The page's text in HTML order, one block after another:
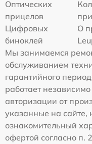
Оптических
прицелов
Цифровых
биноклей
О
Мы занимаемся
обслуживанием
гарантийного
работает
авторизации от
указанные на сайте,
ознакомительный
офертой согласно п.